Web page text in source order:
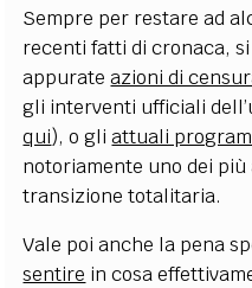
Sempre per restare ad
recenti fatti di cronaca,
appurateazioni di
gli interventi ufficiali
qui), o gliattuali
notoriamente uno dei
transizione totalitaria.
Vale poi anche la pena
sentire in cosa